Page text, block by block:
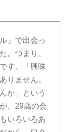
」で出会っ
。つまり、
す。「興味
りません。
か」という
、29歳の会
いろいろあ